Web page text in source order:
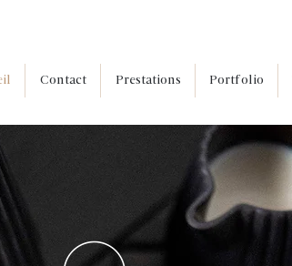
Contact Prestations Portfolio